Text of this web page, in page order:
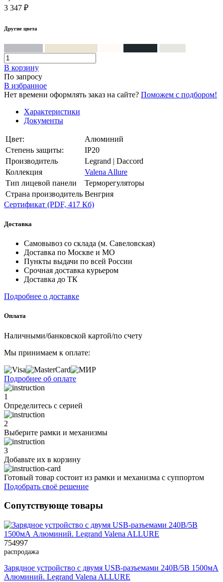
3 347 ₽
Другие цвета
В корзинy
По запросу
В избранное
Нет времени оформлять заказ на сайте? Поможем с подбором!
Характеристики
Документы
Цвет:
Алюминий
Степень защиты:
IP20
Производитель
Legrand | Daccord
Коллекция
Valena Allure
Тип лицевой панели
Терморегуляторы
Страна производитель Венгрия
Сертификат (PDF, 417 Кб)
Доставка
Самовывоз со склада (м. Савеловская)
Доставка по Москве и МО
Пункты выдачи по всей России
Срочная доставка курьером
Доставка до ТК
Подробнее о доставке
Оплата
Наличными/банковской картой/по счету
Мы принимаем к оплате:
Подробнее об оплате
1
Определитесь с серией
2
Выберите рамки и механизмы
3
Добавьте их в корзину
Готовый товар состоит из рамки и механизма с суппортом
Подобрать своё решение
Сопутствующе товары
754997
распродажа
Зарядное устройство с двумя USB-разъемами 240В/5В 1500мА
Алюминий. Legrand Valena ALLURE